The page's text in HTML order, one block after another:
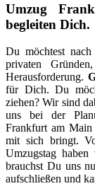
Umzug
begleiten Dich.
Du möchtest
privaten
Herausforderung.
für Dich. Du
ziehen? Wir sind
uns bei der
Frankfurt am
mit sich bringt.
Umzugstag
brauchst Du uns
aufschließen und